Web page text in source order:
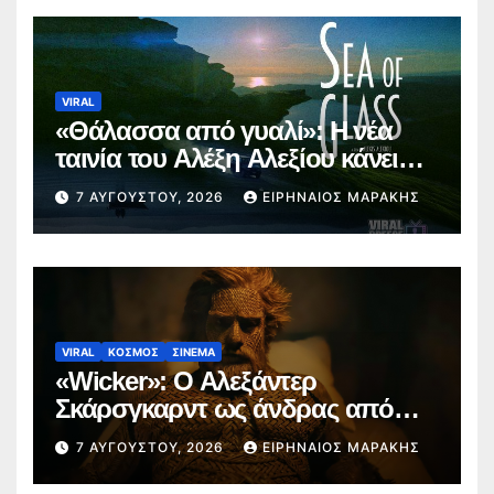
VIRAL
«Θάλασσα από γυαλί»: Η νέα
ταινία του Αλέξη Αλεξίου κάνει
παγκόσμια πρεμιέρα στο
Φεστιβάλ Εδιμβούργου
7 ΑΥΓΟΎΣΤΟΥ, 2026 ΕΙΡΗΝΑΊΟΣ ΜΑΡΆΚΗΣ
VIRAL ΚΟΣΜΟΣ ΣΙΝΕΜΑ
«Wicker»: Ο Αλεξάντερ
Σκάρσγκαρντ ως άνδρας από
ψάθα προκαλεί διαδικτυακή
φρενίτιδα (trailer)
7 ΑΥΓΟΎΣΤΟΥ, 2026 ΕΙΡΗΝΑΊΟΣ ΜΑΡΆΚΗΣ